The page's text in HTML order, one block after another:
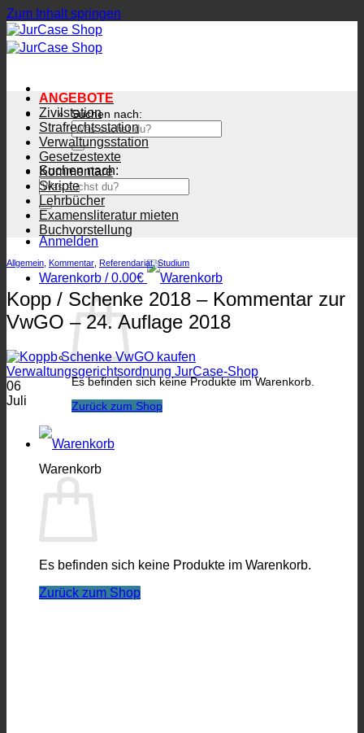
Zum Inhalt springen
Suchen nach:
Suchen nach:
Anmelden
Warenkorb /0.00€
Es befinden sich keine Produkte im Warenkorb.
Zurück zum Shop
Warenkorb
Es befinden sich keine Produkte im Warenkorb.
Zurück zum Shop
ANGEBOTE
Zivilstation
Strafrechtsstation
Verwaltungsstation
Gesetzestexte
Kommentare
Skripte
Lehrbücher
Examensliteratur mieten
Buchvorstellung
Allgemein Kommentar Referendariat,Studium
Kopp / Schenke 2018 – Kommentar zur
VwGO – 24. Auflage 2018
06
Juli